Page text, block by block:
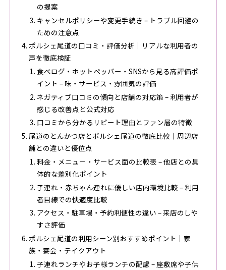
の提案
キャンセルポリシーや変更手続き – トラブル回避の
ための注意点
ポルシェ尾道の口コミ・評価分析｜リアルな利用者の
声を徹底検証
食べログ・ホットペッパー・SNSから見る高評価ポ
イント – 味・サービス・雰囲気の評価
ネガティブ口コミの傾向と店舗の対応策 – 利用者が
感じる改善点と公式対応
口コミから分かるリピート理由とファン層の特徴
尾道のとんかつ店とポルシェ尾道の徹底比較｜周辺店
舗との違いと優位点
料金・メニュー・サービス面の比較表 – 他店との具
体的な差別化ポイント
子連れ・赤ちゃん連れに優しい店内環境比較 – 利用
者目線での快適度比較
アクセス・駐車場・予約利便性の違い – 来店のしや
すさ評価
ポルシェ尾道の利用シーン別おすすめポイント｜家
族・宴会・テイクアウト
子連れランチやお子様ランチの配慮 – 座敷席や子供